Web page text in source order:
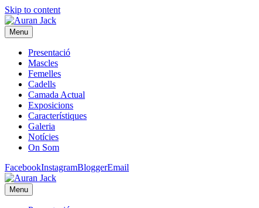
Skip to content
Menu
Presentació
Mascles
Femelles
Cadells
Camada Actual
Exposicions
Característiques
Galeria
Notícies
On Som
FacebookInstagramBloggerEmail
Menu